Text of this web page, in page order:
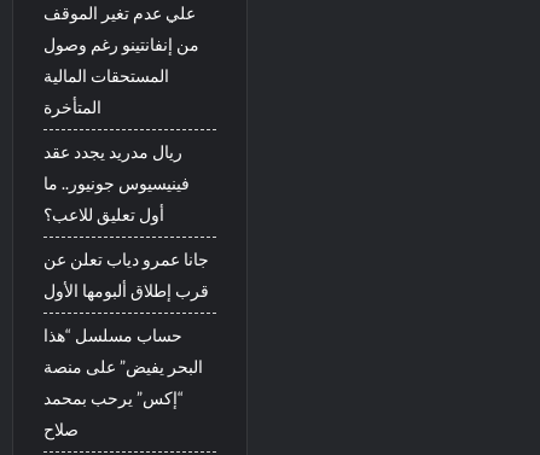
علي عدم تغير الموقف
من إنفانتينو رغم وصول
المستحقات المالية
المتأخرة
ريال مدريد يجدد عقد
فينيسيوس جونيور.. ما
أول تعليق للاعب؟
جانا عمرو دياب تعلن عن
قرب إطلاق ألبومها الأول
حساب مسلسل “هذا
البحر يفيض” على منصة
“إكس” يرحب بمحمد
صلاح